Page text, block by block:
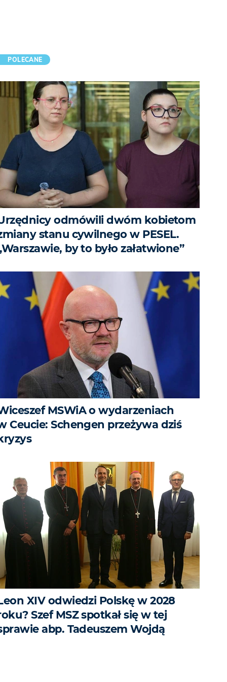
POLECANE
odmówili dwóm kobietom
stanu cywilnego w PESEL.
by to było załatwione”
MSWiA o wydarzeniach
Ceucie: Schengen przeżywa dziś
XIV odwiedzi Polskę w 2028
Szef MSZ spotkał się w tej
abp. Tadeuszem Wojdą